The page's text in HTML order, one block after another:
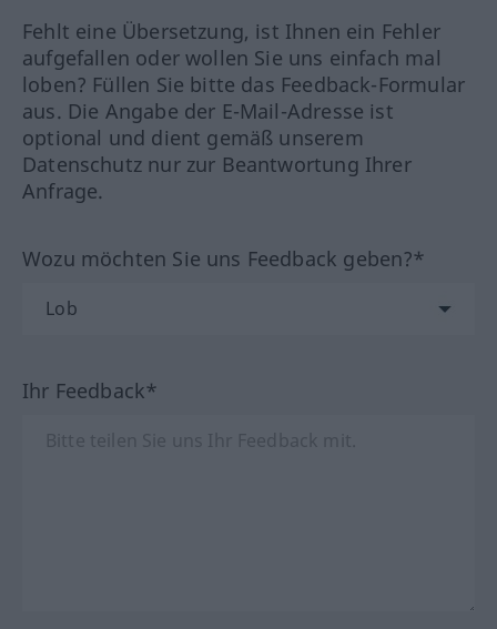
Fehlt eine Übersetzung, ist Ihnen ein Fehler
aufgefallen oder wollen Sie uns einfach mal
loben? Füllen Sie bitte das Feedback-Formular
aus. Die Angabe der E-Mail-Adresse ist
optional und dient gemäß unserem
Datenschutz nur zur Beantwortung Ihrer
Anfrage.
Wozu möchten Sie uns Feedback geben?*
Ihr Feedback*